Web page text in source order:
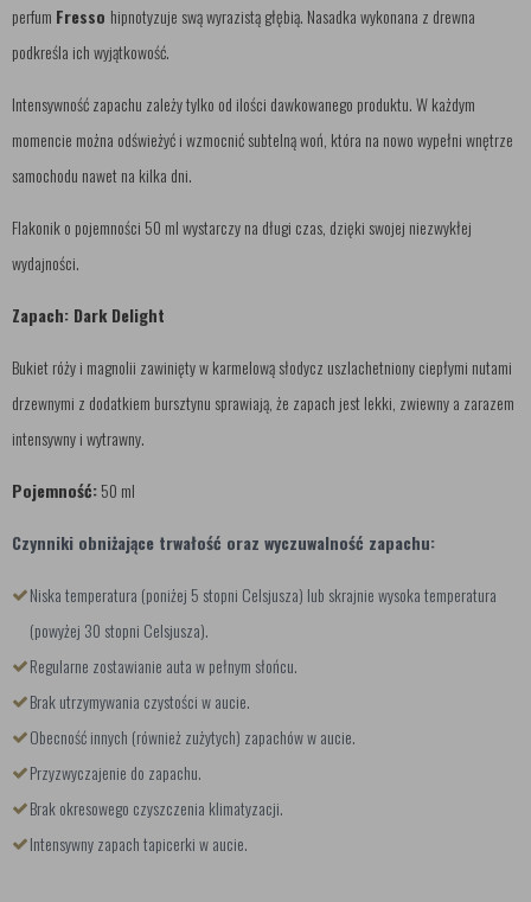
perfum Fresso hipnotyzuje swą wyrazistą głębią. Nasadka wykonana z drewna
podkreśla ich wyjątkowość.
Intensywność zapachu zależy tylko od ilości dawkowanego produktu. W każdym
momencie można odświeżyć i wzmocnić subtelną woń, która na nowo wypełni wnętrze
samochodu nawet na kilka dni.
Flakonik o pojemności 50 ml wystarczy na długi czas, dzięki swojej niezwykłej
wydajności.
Zapach: Dark Delight
Bukiet róży i magnolii zawinięty w karmelową słodycz uszlachetniony ciepłymi nutami
drzewnymi z dodatkiem bursztynu sprawiają, że zapach jest lekki, zwiewny a zarazem
intensywny i wytrawny.
Pojemność:50 ml
Czynniki obniżające trwałość oraz wyczuwalność zapachu:
Niska temperatura (poniżej 5 stopni Celsjusza) lub skrajnie wysoka temperatura
(powyżej 30 stopni Celsjusza).
Regularne zostawianie auta w pełnym słońcu.
Brak utrzymywania czystości w aucie.
Obecność innych (również zużytych) zapachów w aucie.
Przyzwyczajenie do zapachu.
Brak okresowego czyszczenia klimatyzacji.
Intensywny zapach tapicerki w aucie.